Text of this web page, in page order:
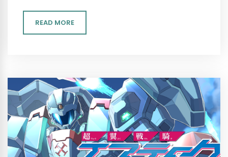
READ MORE